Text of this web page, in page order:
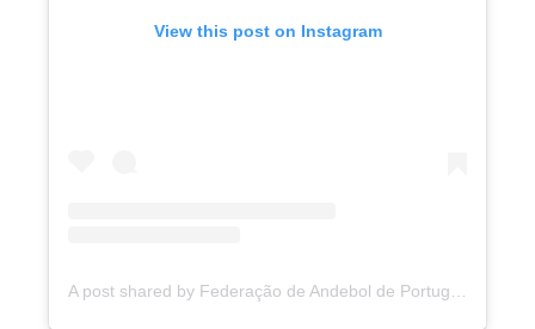
View this post on Instagram
A post shared by Federação de Andebol de Portugal (@andebolportugal)